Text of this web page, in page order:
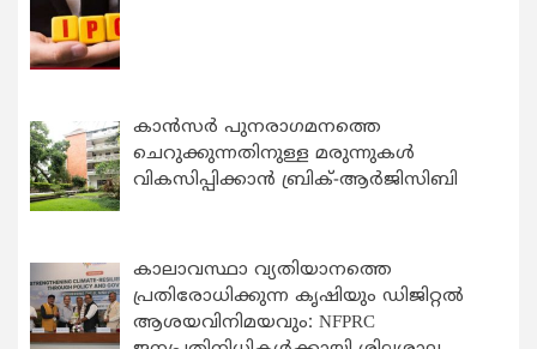
കാന്‍സര്‍ പുനരാഗമനത്തെ
ചെറുക്കുന്നതിനുള്ള മരുന്നുകള്‍
വികസിപ്പിക്കാന്‍ ബ്രിക്-ആര്‍ജിസിബി
കാലാവസ്ഥാ വ്യതിയാനത്തെ
പ്രതിരോധിക്കുന്ന കൃഷിയും ഡിജിറ്റൽ
ആശയവിനിമയവും: NFPRC